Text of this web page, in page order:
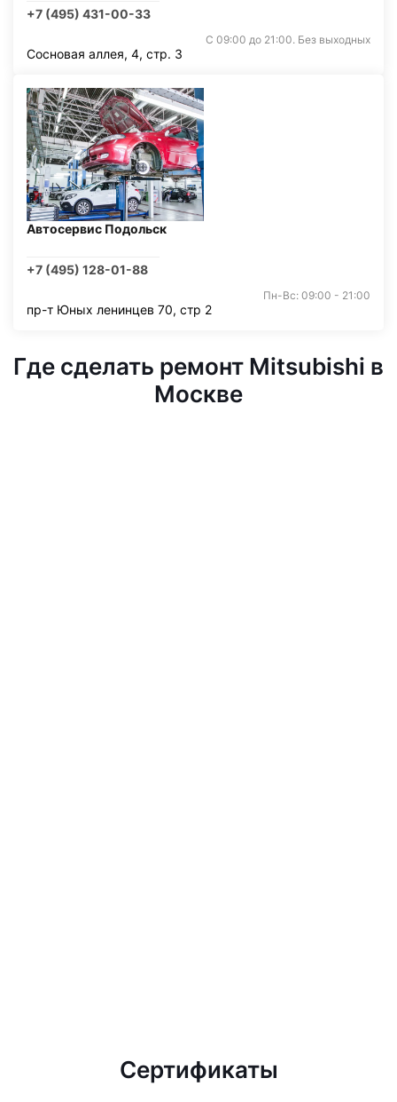
+7 (495) 431-00-33
С 09:00 до 21:00. Без выходных
Сосновая аллея, 4, стр. 3
Автосервис Подольск
+7 (495) 128-01-88
Пн-Вс: 09:00 - 21:00
пр-т Юных ленинцев 70, стр 2
Где сделать ремонт Mitsubishi в
Москве
Сертификаты